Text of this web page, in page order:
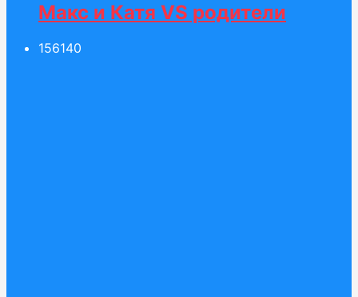
Макс и Катя VS родители
156140